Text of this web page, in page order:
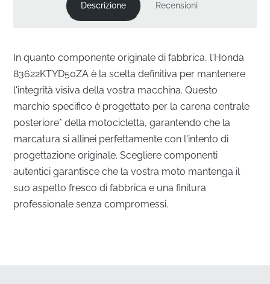
Descrizione Recensioni
In quanto componente originale di fabbrica, l'Honda
83622KTYD50ZA è la scelta definitiva per mantenere
l'integrità visiva della vostra macchina. Questo
marchio specifico è progettato per la carena centrale
posteriore* della motocicletta, garantendo che la
marcatura si allinei perfettamente con l'intento di
progettazione originale. Scegliere componenti
autentici garantisce che la vostra moto mantenga il
suo aspetto fresco di fabbrica e una finitura
professionale senza compromessi.